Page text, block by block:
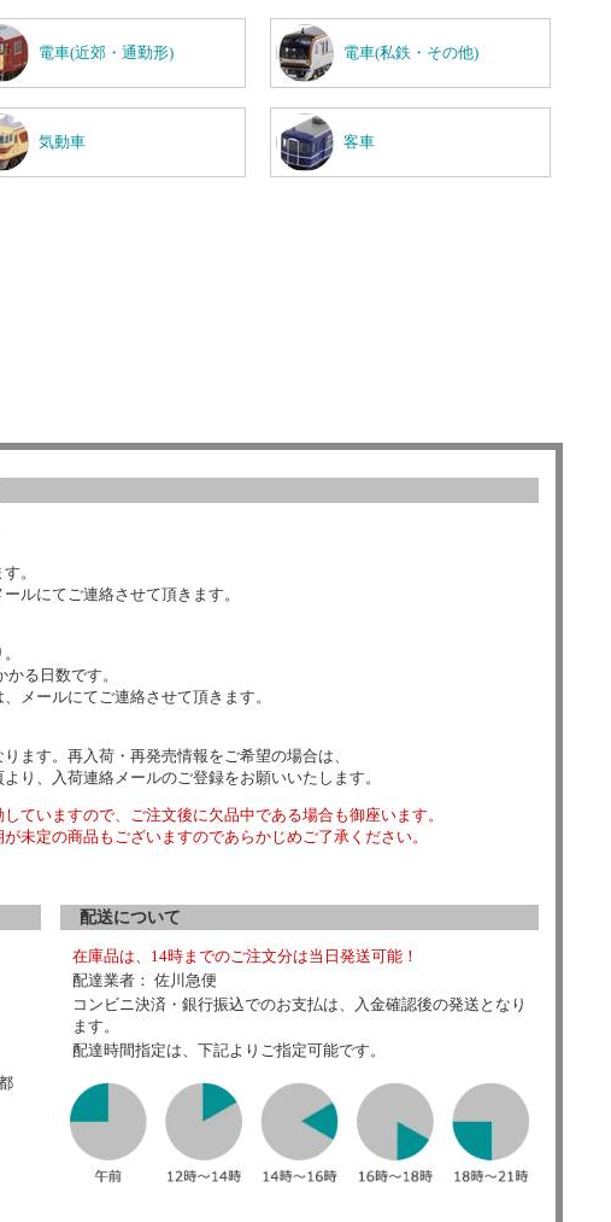
電車(近郊・通勤形) 電車(私鉄・その他)
気動車 客車
。
ルにてご連絡させて頂きます。
る日数です。
メールにてご連絡させて頂きます。
ます。再入荷・再発売情報をご希望の場合は、
より、入荷連絡メールのご登録をお願いいたします。
ていますので、ご注文後に欠品中である場合も御座います。
未定の商品もございますのであらかじめご了承ください。
配送について
在庫品は、14時までのご注文分は当日発送可能！
配達業者： 佐川急便
コンビニ決済・銀行振込でのお支払は、入金確認後の発送となり
ます。
配達時間指定は、下記よりご指定可能です。